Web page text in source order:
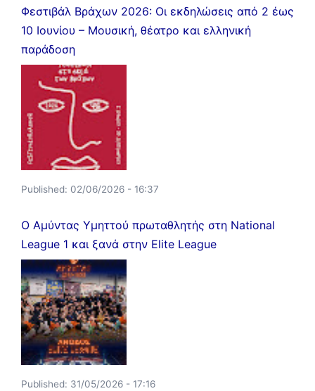
Φεστιβάλ Βράχων 2026: Οι εκδηλώσεις από 2 έως
10 Ιουνίου – Μουσική, θέατρο και ελληνική
παράδοση
Published: 02/06/2026 - 16:37
Ο Αμύντας Υμηττού πρωταθλητής στη National
League 1 και ξανά στην Elite League
Published: 31/05/2026 - 17:16